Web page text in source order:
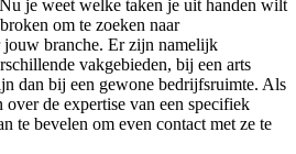
je weet welke taken je uit handen wilt
om te zoeken naar
branche. Er zijn namelijk
vakgebieden, bij een arts
dan bij een gewone bedrijfsruimte. Als
de expertise van een specifiek
te bevelen om even contact met ze te